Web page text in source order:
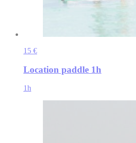
15 €
Location paddle 1h
1h